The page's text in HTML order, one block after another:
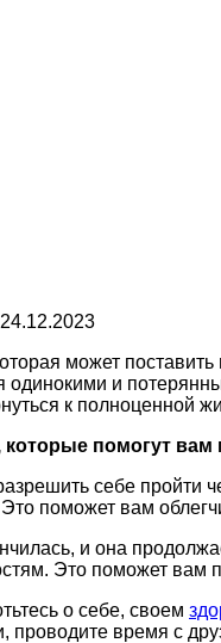
24.12.2023
может
одинокими и
к полноценной
которые помогут вам
себе пройти
поможет вам
и она
Это поможет
о себе, своем
время с